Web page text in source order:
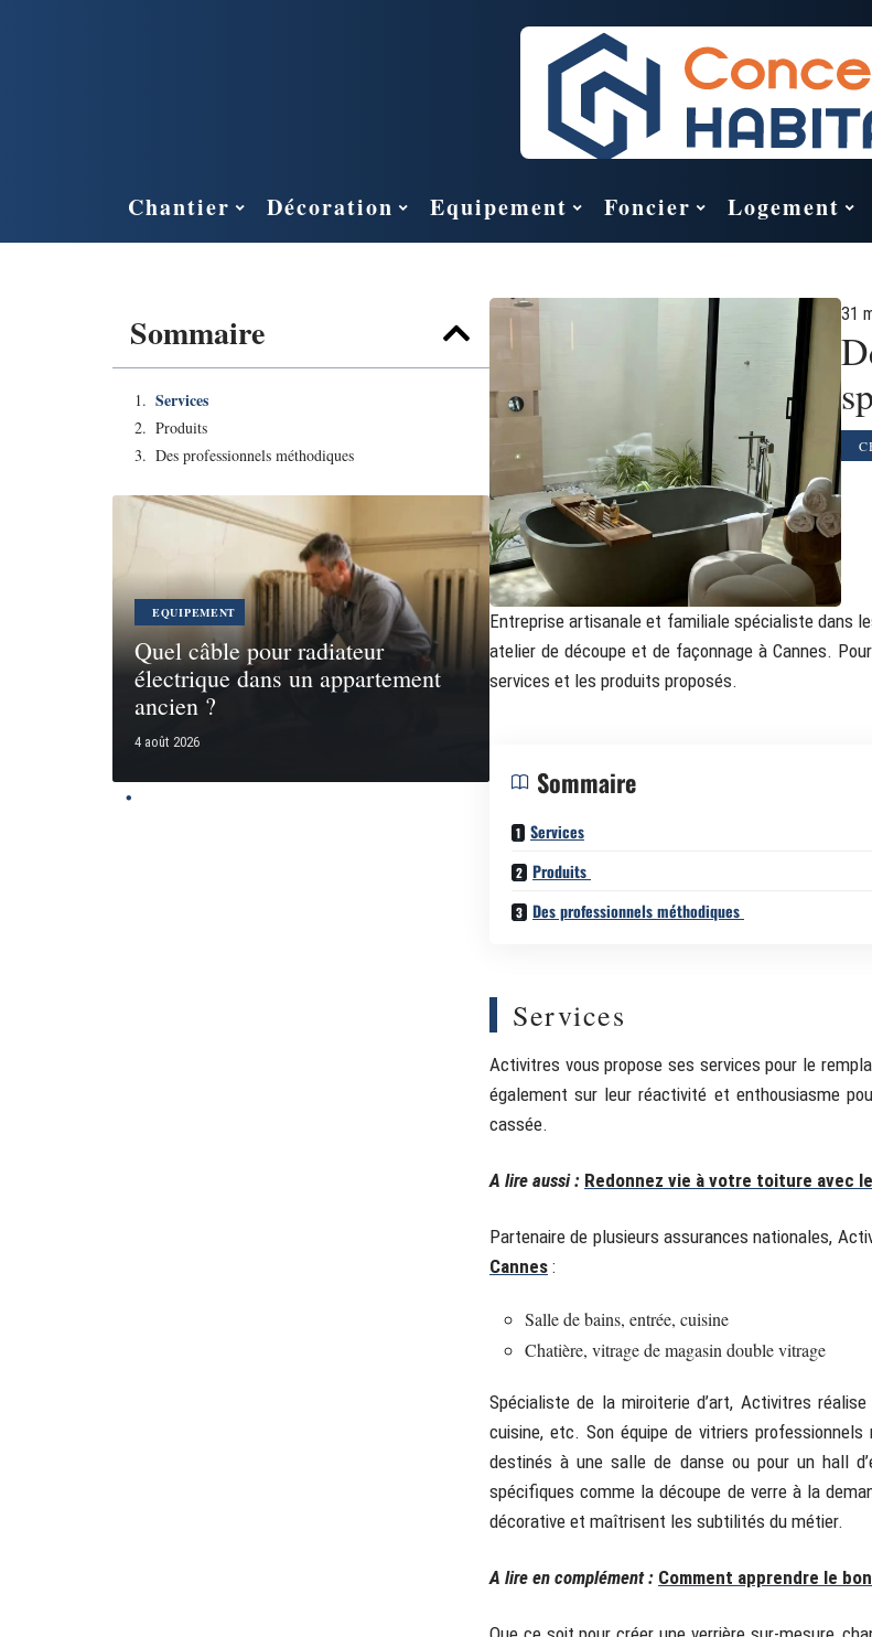
Chantier Décoration Equipement Foncier Logement
Sommaire
Services
Produits
Des professionnels méthodiques
EQUIPEMENT
Quel câble pour radiateur
électrique dans un appartement
ancien ?
4 août 2026
31
Entreprise artisanale et familiale spécialiste dans
atelier de découpe et de façonnage à Cannes.
services et les produits proposés.
Sommaire
Services
Produits
Des professionnels méthodiques
Services
Activitres vous propose ses services pour le
également sur leur réactivité et enthousiasme
cassée.
A lire aussi : Redonnez vie à votre toiture avec
Partenaire de plusieurs assurances nationales,
Cannes :
Salle de bains, entrée, cuisine
Chatière, vitrage de magasin double vitrage
Spécialiste de la miroiterie d’art, Activitres
cuisine, etc. Son équipe de vitriers
destinés à une salle de danse ou pour un hall
spécifiques comme la découpe de verre à la
décorative et maîtrisent les subtilités du métier.
A lire en complément : Comment apprendre le